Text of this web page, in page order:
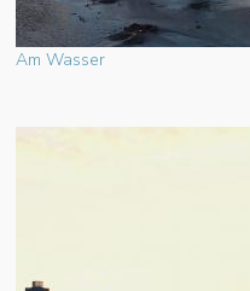
Am Wasser